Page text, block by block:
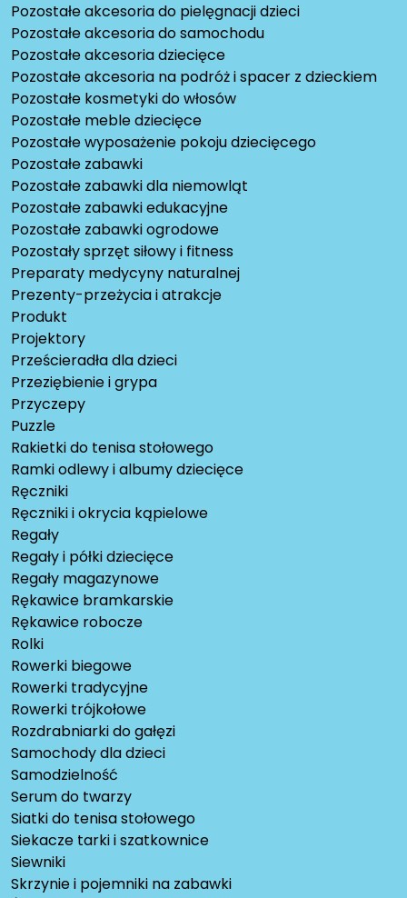
Pozostałe akcesoria do pielęgnacji dzieci
Pozostałe akcesoria do samochodu
Pozostałe akcesoria dziecięce
Pozostałe akcesoria na podróż i spacer z dzieckiem
Pozostałe kosmetyki do włosów
Pozostałe meble dziecięce
Pozostałe wyposażenie pokoju dziecięcego
Pozostałe zabawki
Pozostałe zabawki dla niemowląt
Pozostałe zabawki edukacyjne
Pozostałe zabawki ogrodowe
Pozostały sprzęt siłowy i fitness
Preparaty medycyny naturalnej
Prezenty-przeżycia i atrakcje
Produkt
Projektory
Prześcieradła dla dzieci
Przeziębienie i grypa
Przyczepy
Puzzle
Rakietki do tenisa stołowego
Ramki odlewy i albumy dziecięce
Ręczniki
Ręczniki i okrycia kąpielowe
Regały
Regały i półki dziecięce
Regały magazynowe
Rękawice bramkarskie
Rękawice robocze
Rolki
Rowerki biegowe
Rowerki tradycyjne
Rowerki trójkołowe
Rozdrabniarki do gałęzi
Samochody dla dzieci
Samodzielność
Serum do twarzy
Siatki do tenisa stołowego
Siekacze tarki i szatkownice
Siewniki
Skrzynie i pojemniki na zabawki